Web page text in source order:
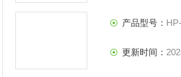
产品型号：
更新时间：